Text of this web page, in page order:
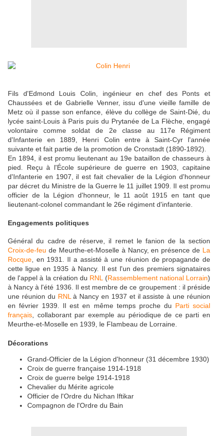
Fils d'Edmond Louis Colin, ingénieur en chef des Ponts et
Chaussées et de Gabrielle Venner, issu d'une vieille famille de
Metz où il passe son enfance, élève du collège de Saint-Dié, du
lycée saint-Louis à Paris puis du Prytanée de La Flèche, engagé
volontaire comme soldat de 2e classe au 117e Régiment
d'Infanterie en 1889, Henri Colin entre à Saint-Cyr l'année
suivante et fait partie de la promotion de Cronstadt (1890-1892).
En 1894, il est promu lieutenant au 19e bataillon de chasseurs à
pied. Reçu à l'École supérieure de guerre en 1903, capitaine
d'Infanterie en 1907, il est fait chevalier de la Légion d'honneur
par décret du Ministre de la Guerre le 11 juillet 1909. Il est promu
officier de la Légion d'honneur, le 11 août 1915 en tant que
lieutenant-colonel commandant le 26e régiment d'infanterie.
Engagements politiques
Général du cadre de réserve, il remet le fanion de la section
Croix-de-feu de Meurthe-et-Moselle à Nancy, en présence de La
Rocque, en 1931. Il a assisté à une réunion de propagande de
cette ligue en 1935 à Nancy. Il est l'un des premiers signataires
de l'appel à la création du RNL(Rassemblement national Lorrain)
à Nancy à l'été 1936. Il est membre de ce groupement : il préside
une réunion du RNLà Nancy en 1937 et il assiste à une réunion
en février 1939. Il est en même temps proche du Parti social
français, collaborant par exemple au périodique de ce parti en
Meurthe-et-Moselle en 1939, le Flambeau de Lorraine.
Décorations
Grand-Officier de la Légion d'honneur (31 décembre 1930)
Croix de guerre française 1914-1918
Croix de guerre belge 1914-1918
Chevalier du Mérite agricole
Officier de l'Ordre du Nichan Iftikar
Compagnon de l'Ordre du Bain